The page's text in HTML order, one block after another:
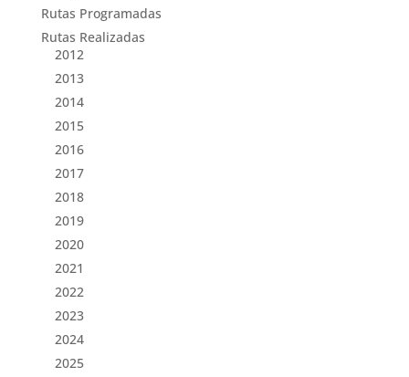
Rutas Programadas
Rutas Realizadas
2012
2013
2014
2015
2016
2017
2018
2019
2020
2021
2022
2023
2024
2025